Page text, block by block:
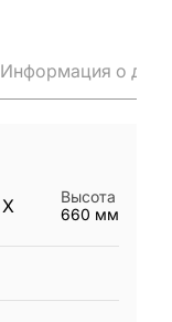
Информация о
X
Высота
660 мм